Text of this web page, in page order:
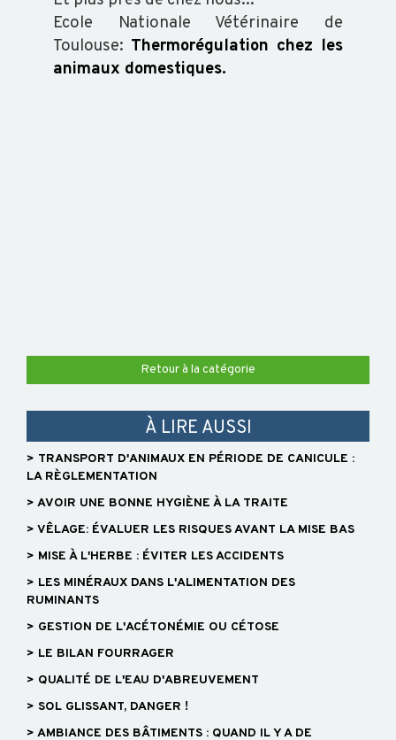
Ecole Nationale Vétérinaire de
Toulouse: Thermorégulation chez les
animaux domestiques.
Retour à la catégorie
À LIRE AUSSI
> TRANSPORT D'ANIMAUX EN PÉRIODE DE CANICULE :
LA RÈGLEMENTATION
> AVOIR UNE BONNE HYGIÈNE À LA TRAITE
> VÊLAGE: ÉVALUER LES RISQUES AVANT LA MISE BAS
> MISE À L'HERBE : ÉVITER LES ACCIDENTS
> LES MINÉRAUX DANS L'ALIMENTATION DES
RUMINANTS
> GESTION DE L'ACÉTONÉMIE OU CÉTOSE
> LE BILAN FOURRAGER
> QUALITÉ DE L'EAU D'ABREUVEMENT
> SOL GLISSANT, DANGER !
> AMBIANCE DES BÂTIMENTS : QUAND IL Y A DE